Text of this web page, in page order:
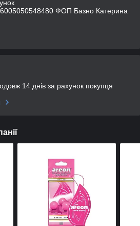
ФОП Базно Катерина
14 днів за рахунок покупця